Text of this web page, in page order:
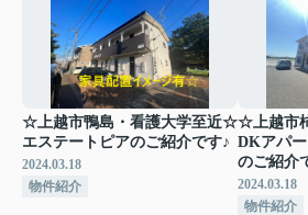
☆上越市鴨島・看護大学至近☆
エステートピアのご紹介です♪
2024.03.18
物件紹介
☆上越市
DKアパ
のご紹介
2024.03.18
物件紹介